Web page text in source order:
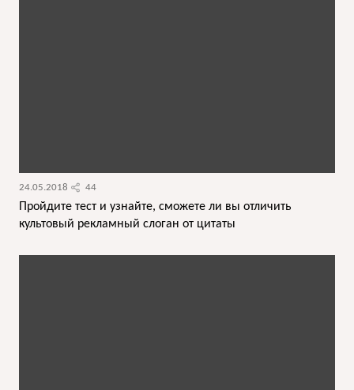
24.05.2018 44
Пройдите тест и узнайте, сможете ли вы отличить
культовый рекламный слоган от цитаты